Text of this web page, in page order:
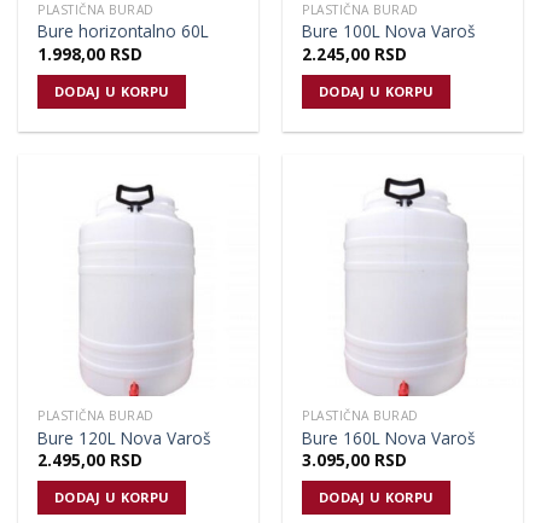
PLASTIČNA BURAD
Bure horizontalno 60L
1.998,00 RSD
DODAJ U KORPU
PLASTIČNA BURAD
Bure 100L Nova Varoš
2.245,00 RSD
DODAJ U KORPU
PLASTIČNA BURAD
Bure 120L Nova Varoš
2.495,00 RSD
DODAJ U KORPU
PLASTIČNA BURAD
Bure 160L Nova Varoš
3.095,00 RSD
DODAJ U KORPU